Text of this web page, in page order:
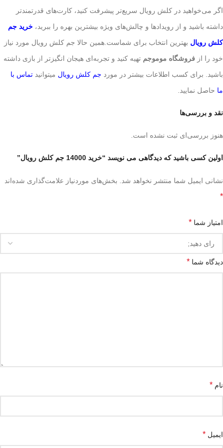
اگر می‌خواهید در کلش رویال سریع‌تر پیشرفت کنید، کارت‌های قدرتمندتر
داشته باشید و از رویدادها و چالش‌های ویژه بیشترین بهره را ببرید، خرید جم
کلش رویال بهترین انتخاب برای شماست.همین حالا جم کلش رویال مورد نیاز
خود را از فروشگاه موموجم تهیه کنید و تجربه‌ای هیجان‌ انگیزتر از بازی داشته
باشید. برای کسب اطلاعات بیشتر در مورد جم کلش رویال میتوانید تماس با
ما حاصل نمایید.
نقد و بررسی‌ها
هنوز بررسی‌ای ثبت نشده است.
اولین کسی باشید که دیدگاهی می نویسد “خرید 14000 جم کلش رویال”
نشانی ایمیل شما منتشر نخواهد شد. بخش‌های موردنیاز علامت‌گذاری شده‌اند
*
امتیاز شما *
دیدگاه شما *
نام *
ایمیل *